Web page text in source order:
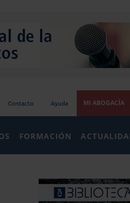
Contacto Ayuda MI ABOGACÍA
FORMACIÓN